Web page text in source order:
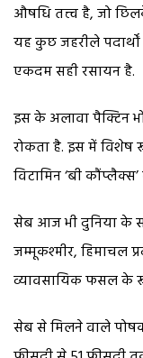
औषधि तत्त्व है, जो
यह कुछ जहरीले
एकदम सही रसायन है.
इस के अलावा पैक्टिन
रोकता है. इस में विशेष
विटामिन ‘बी कौंप्लैक्स’
सेब आज भी दुनिया के
जम्मूकश्मीर, हिमाचल
व्यावसायिक फसल के
सेब से मिलने वाले पोषक